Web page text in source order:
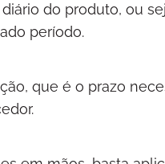
do produto, ou
período.
que é o prazo